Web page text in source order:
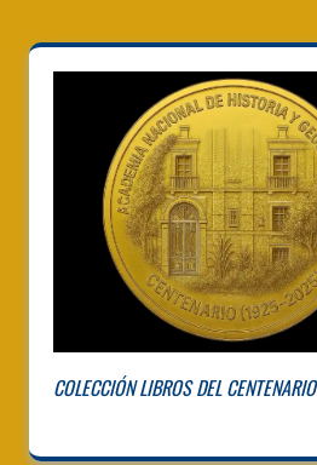
COLECCIÓN LIBROS DEL CENTENARIO